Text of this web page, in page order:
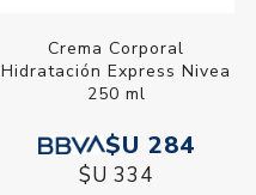
Crema Corporal
Hidratación Express Nivea
250 ml
$U 284
$U 334